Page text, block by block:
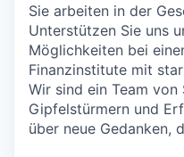
Sie arbeiten in der
Unterstützen Sie uns
Möglichkeiten bei
Finanzinstitute mit
Wir sind ein Team von
Gipfelstürmern und
über neue Gedanken,